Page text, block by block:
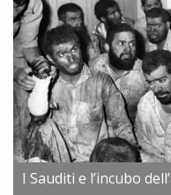
I Sauditi e l’incubo